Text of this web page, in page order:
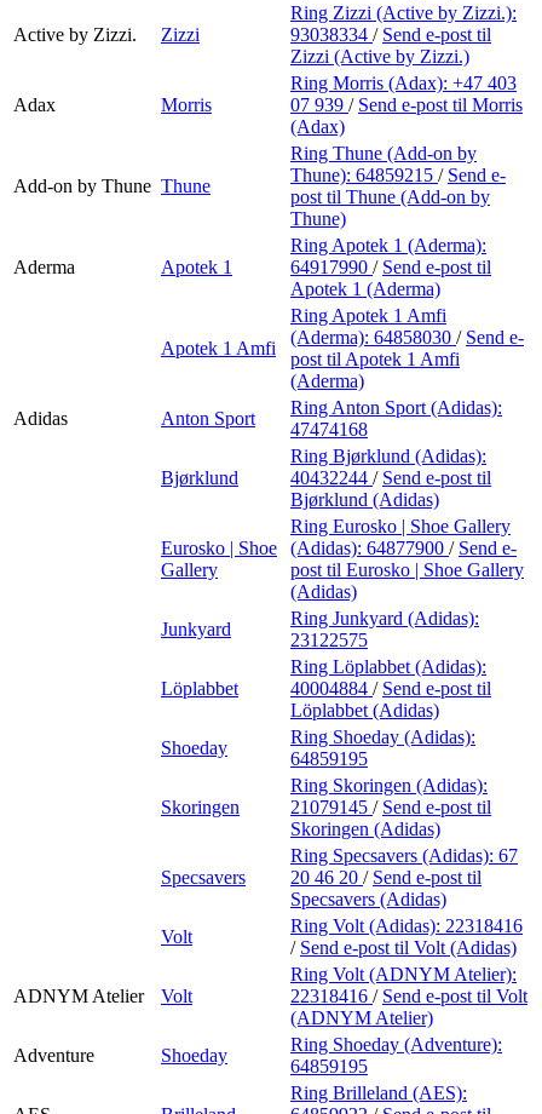
Active by Zizzi. Zizzi
Ring Zizzi (Active by Zizzi.):
93038334 / Send e-post til
Zizzi (Active by Zizzi.)
Adax Morris
Ring Morris (Adax): +47 403
07 939 / Send e-post til Morris
(Adax)
Add-on by Thune Thune
Ring Thune (Add-on by
Thune): 64859215 / Send e-
post til Thune (Add-on by
Thune)
Aderma Apotek 1
Ring Apotek 1 (Aderma):
64917990 / Send e-post til
Apotek 1 (Aderma)
Apotek 1 Amfi
Ring Apotek 1 Amfi
(Aderma): 64858030 / Send e-
post til Apotek 1 Amfi
(Aderma)
Adidas
Anton Sport
Ring Anton Sport (Adidas):
47474168
Bjørklund
Ring Bjørklund (Adidas):
40432244 / Send e-post til
Bjørklund (Adidas)
Eurosko | Shoe
Gallery
Ring Eurosko | Shoe Gallery
(Adidas): 64877900 / Send e-
post til Eurosko | Shoe Gallery
(Adidas)
Junkyard
Ring Junkyard (Adidas):
23122575
Löplabbet
Ring Löplabbet (Adidas):
40004884 / Send e-post til
Löplabbet (Adidas)
Shoeday
Ring Shoeday (Adidas):
64859195
Skoringen
Ring Skoringen (Adidas):
21079145 / Send e-post til
Skoringen (Adidas)
Specsavers
Ring Specsavers (Adidas): 67
20 46 20 / Send e-post til
Specsavers (Adidas)
Volt
Ring Volt (Adidas): 22318416
/ Send e-post til Volt (Adidas)
ADNYM Atelier Volt
Ring Volt (ADNYM Atelier):
22318416 / Send e-post til Volt
(ADNYM Atelier)
Adventure
Shoeday
Ring Shoeday (Adventure):
64859195
Ring Brilleland (AES):